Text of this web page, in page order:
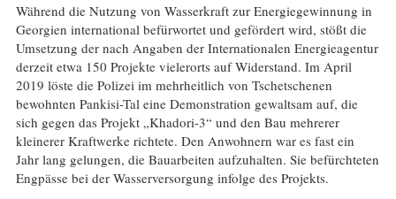
Während die Nutzung von Wasserkraft zur Energiegewinnung in
Georgien international befürwortet und gefördert wird, stößt die
Umsetzung der nach Angaben der Internationalen Energieagentur
derzeit etwa 150 Projekte vielerorts auf Widerstand. Im April
2019 löste die Polizei im mehrheitlich von Tschetschenen
bewohnten Pankisi-Tal eine Demonstration gewaltsam auf, die
sich gegen das Projekt „Khadori-3“ und den Bau mehrerer
kleinerer Kraftwerke richtete. Den Anwohnern war es fast ein
Jahr lang gelungen, die Bauarbeiten aufzuhalten. Sie befürchteten
Engpässe bei der Wasserversorgung infolge des Projekts.